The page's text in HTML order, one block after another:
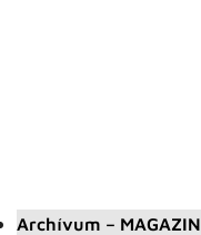
Archívum – MAGAZIN